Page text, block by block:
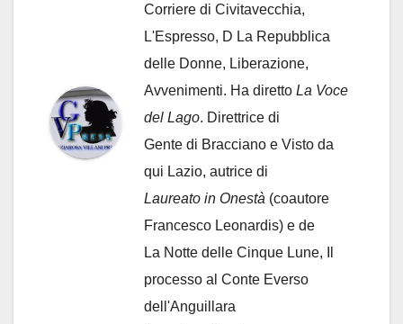
Corriere di Civitavecchia,
L'Espresso, D La Repubblica
delle Donne, Liberazione,
Avvenimenti. Ha diretto La Voce
del Lago. Direttrice di
Gente di Bracciano e Visto da
qui Lazio, autrice di
Laureato in Onestà (coautore
Francesco Leonardis) e de
La Notte delle Cinque Lune, Il
processo al Conte Everso
dell'Anguillara